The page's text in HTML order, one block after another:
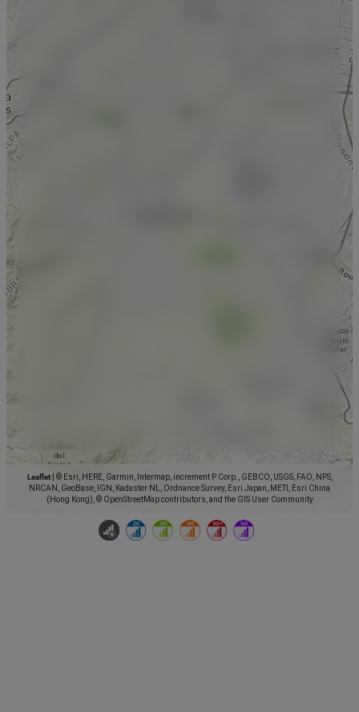
Leaflet
© Esri, HERE, Garmin, Intermap, increment P Corp., GEBCO, USGS, FAO, NPS,
NRCAN, GeoBase, IGN, Kadaster NL, Ordnance Survey, Esri Japan, METI, Esri China
(Hong Kong), © OpenStreetMap contributors, and the GIS User Community